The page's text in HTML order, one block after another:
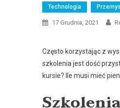
Technologia
17 Grudnia, 2021
Często korzystając z
szkolenia jest dość
kursie? Ile musi mieć